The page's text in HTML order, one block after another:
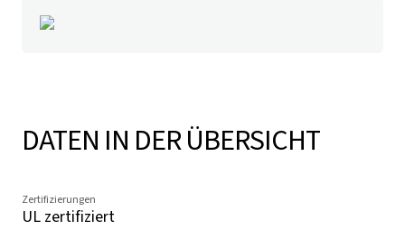
DATEN IN DER ÜBERSICHT
Zertifizierungen
UL zertifiziert